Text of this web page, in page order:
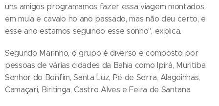
uns amigos programamos fazer essa viagem montados
em mula e cavalo no ano passado, mas não deu certo, e
esse ano estamos seguindo esse sonho", explica.
Segundo Marinho, o grupo é diverso e composto por
pessoas de várias cidades da Bahia como Ipirá, Muritiba,
Senhor do Bonfim, Santa Luz, Pé de Serra, Alagoinhas,
Camaçari, Biritinga, Castro Alves e Feira de Santana.